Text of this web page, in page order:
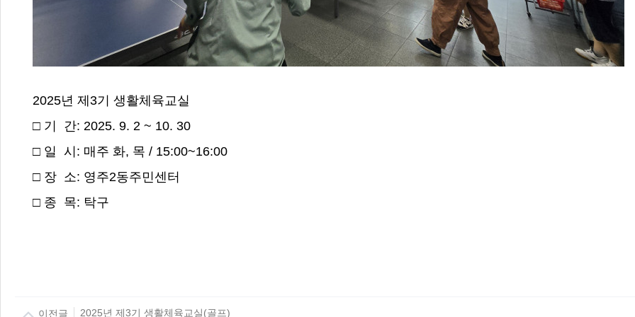
2025년 제3기 생활체육교실
□ 기 간: 2025. 9. 2 ~ 10. 30
□ 일 시: 매주 화, 목 / 15:00~16:00
□ 장 소: 영주2동주민센터
□ 종 목: 탁구
이전글 2025년 제3기 생활체육교실(골프)